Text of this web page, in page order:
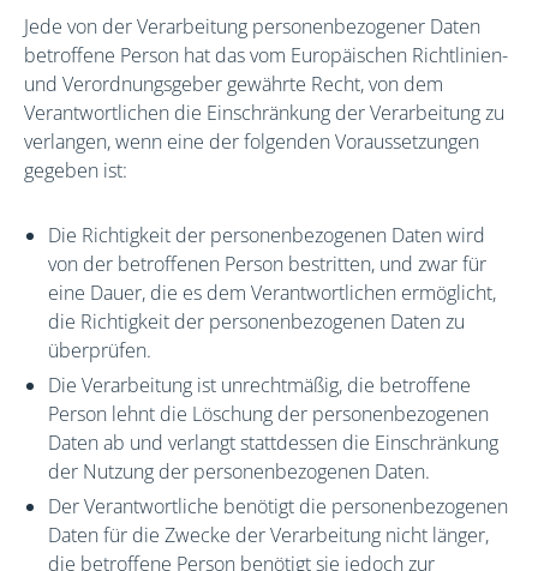
Jede von der Verarbeitung personenbezogener Daten
betroffene Person hat das vom Europäischen Richtlinien-
und Verordnungsgeber gewährte Recht, von dem
Verantwortlichen die Einschränkung der Verarbeitung zu
verlangen, wenn eine der folgenden Voraussetzungen
gegeben ist:
Die Richtigkeit der personenbezogenen Daten wird
von der betroffenen Person bestritten, und zwar für
eine Dauer, die es dem Verantwortlichen ermöglicht,
die Richtigkeit der personenbezogenen Daten zu
überprüfen.
Die Verarbeitung ist unrechtmäßig, die betroffene
Person lehnt die Löschung der personenbezogenen
Daten ab und verlangt stattdessen die Einschränkung
der Nutzung der personenbezogenen Daten.
Der Verantwortliche benötigt die personenbezogenen
Daten für die Zwecke der Verarbeitung nicht länger,
die betroffene Person benötigt sie jedoch zur